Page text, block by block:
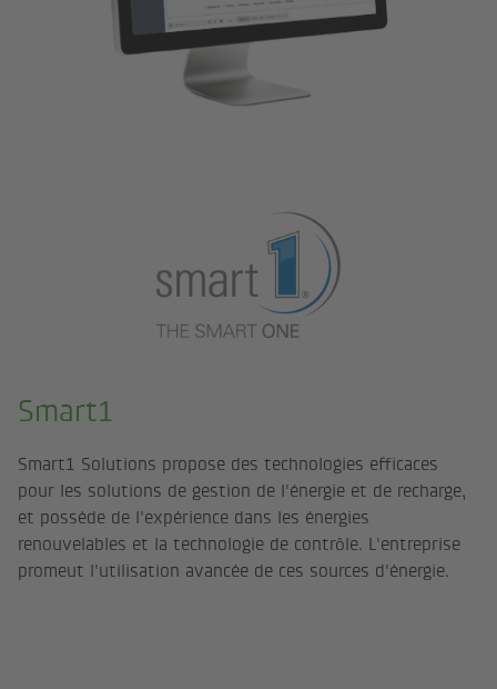
Smart1
Smart1 Solutions propose des technologies efficaces
pour les solutions de gestion de l'énergie et de recharge,
et possède de l'expérience dans les énergies
renouvelables et la technologie de contrôle. L'entreprise
promeut l'utilisation avancée de ces sources d'énergie.